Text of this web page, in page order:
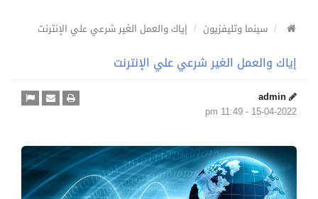
سينما وتليفزيون إياك والعمل الغير شرعي علي الإنترنت
إياك والعمل الغير شرعي علي الإنترنت
admin
15-04-2022 - 11:49 pm